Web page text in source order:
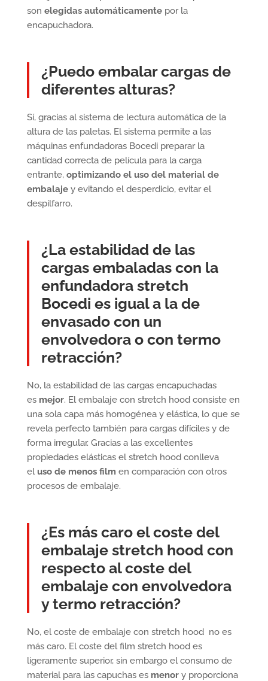
son elegidas automáticamentepor la
encapuchadora.
¿Puedo embalar cargas de
diferentes alturas?
Sí, gracias al sistema de lectura automática de la
altura de las paletas. El sistema permite a las
máquinas enfundadoras Bocedi preparar la
cantidad correcta de película para la carga
entrante, optimizando el uso del material de
embalajey evitando el desperdicio, evitar el
despilfarro.
¿La estabilidad de las
cargas embaladas con la
enfundadora stretch
Bocedi es igual a la de
envasado con un
envolvedora o con termo
retracción?
No, la estabilidad de las cargas encapuchadas
es mejor. El embalaje con stretch hood consiste en
una sola capa más homogénea y elástica, lo que se
revela perfecto también para cargas difíciles y de
forma irregular. Gracias a las excellentes
propiedades elásticas el stretch hood conlleva
eluso de menos film en comparación con otros
procesos de embalaje.
¿Es más caro el coste del
embalaje stretch hood con
respecto al coste del
embalaje con envolvedora
y termo retracción?
No, el coste de embalaje con stretch hood no es
más caro. El coste del film stretch hood es
ligeramente superior, sin embargo el consumo de
material para las capuchas es menory proporciona